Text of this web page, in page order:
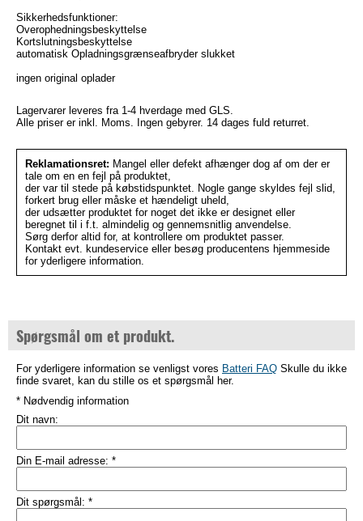
Sikkerhedsfunktioner:
Overophedningsbeskyttelse
Kortslutningsbeskyttelse
automatisk Opladningsgrænseafbryder slukket
ingen original oplader
Lagervarer leveres fra 1-4 hverdage med GLS.
Alle priser er inkl. Moms. Ingen gebyrer. 14 dages fuld returret.
Reklamationsret: Mangel eller defekt afhænger dog af om der er
tale om en en fejl på produktet,
der var til stede på købstidspunktet. Nogle gange skyldes fejl slid,
forkert brug eller måske et hændeligt uheld,
der udsætter produktet for noget det ikke er designet eller
beregnet til i f.t. almindelig og gennemsnitlig anvendelse.
Sørg derfor altid for, at kontrollere om produktet passer.
Kontakt evt. kundeservice eller besøg producentens hjemmeside
for yderligere information.
Spørgsmål om et produkt.
For yderligere information se venligst vores Batteri FAQ Skulle du ikke
finde svaret, kan du stille os et spørgsmål her.
* Nødvendig information
Dit navn:
Din E-mail adresse: *
Dit spørgsmål: *